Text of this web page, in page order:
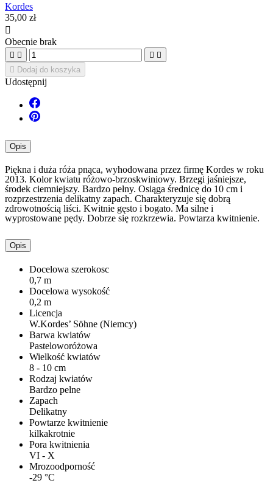
Kordes
35,00 zł

Obecnie brak
   
 Dodaj do koszyka
Udostępnij
Opis
Piękna i duża róża pnąca, wyhodowana przez firmę Kordes w roku
2013. Kolor kwiatu różowo-brzoskwiniowy. Brzegi jaśniejsze,
środek ciemniejszy. Bardzo pełny. Osiąga średnicę do 10 cm i
rozprzestrzenia delikatny zapach. Charakteryzuje się dobrą
zdrowotnością liści. Kwitnie gęsto i bogato. Ma silne i
wyprostowane pędy. Dobrze się rozkrzewia. Powtarza kwitnienie.
Opis
Docelowa szerokosc
0,7 m
Docelowa wysokość
0,2 m
Licencja
W.Kordes’ Söhne (Niemcy)
Barwa kwiatów
Pasteloworóżowa
Wielkość kwiatów
8 - 10 cm
Rodzaj kwiatów
Bardzo pelne
Zapach
Delikatny
Powtarze kwitnienie
kilkakrotnie
Pora kwitnienia
VI - X
Mrozoodporność
-29 °C